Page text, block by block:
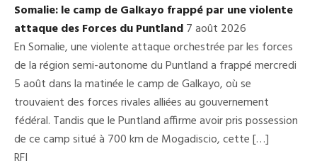
Somalie: le camp de Galkayo frappé par une violente
attaque des Forces du Puntland7 août 2026
En Somalie, une violente attaque orchestrée par les forces
de la région semi-autonome du Puntland a frappé mercredi
5 août dans la matinée le camp de Galkayo, où se
trouvaient des forces rivales alliées au gouvernement
fédéral. Tandis que le Puntland affirme avoir pris possession
de ce camp situé à 700 km de Mogadiscio, cette […]
RFI